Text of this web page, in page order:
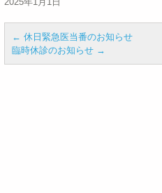
← 休日緊急医当番のお知らせ
臨時休診のお知らせ →